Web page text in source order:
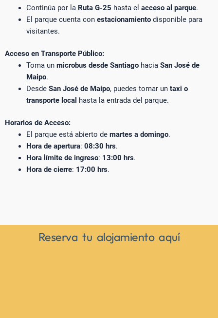
Continúa por la Ruta G-25 hasta el acceso al parque.
El parque cuenta con estacionamientodisponible para
visitantes.
Acceso en Transporte Público:
Toma un microbus desde Santiagohacia San José de
Maipo.
Desde San José de Maipo, puedes tomar un taxi o
transporte local hasta la entrada del parque.
Horarios de Acceso:
El parque está abierto de martes a domingo.
Hora de apertura: 08:30 hrs.
Hora límite de ingreso: 13:00 hrs.
Hora de cierre: 17:00 hrs.
Reserva tu alojamiento aquí